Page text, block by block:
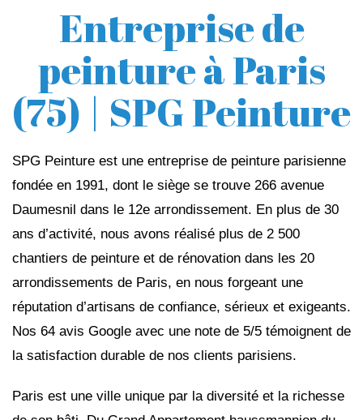
Entreprise de
peinture à Paris
(75) | SPG Peinture
SPG Peinture est une entreprise de peinture parisienne
fondée en 1991, dont le siège se trouve 266 avenue
Daumesnil dans le 12e arrondissement. En plus de 30
ans d’activité, nous avons réalisé plus de 2 500
chantiers de peinture et de rénovation dans les 20
arrondissements de Paris, en nous forgeant une
réputation d’artisans de confiance, sérieux et exigeants.
Nos 64 avis Google avec une note de 5/5 témoignent de
la satisfaction durable de nos clients parisiens.
Paris est une ville unique par la diversité et la richesse